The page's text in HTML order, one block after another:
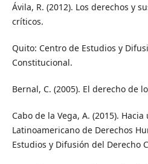
Ávila, R. (2012). Los derechos y
críticos.
Quito: Centro de Estudios y
Constitucional.
Bernal, C. (2005). El derecho de
Cabo de la Vega, A. (2015).
Latinoamericano de Derechos
Estudios y Difusión del Derecho